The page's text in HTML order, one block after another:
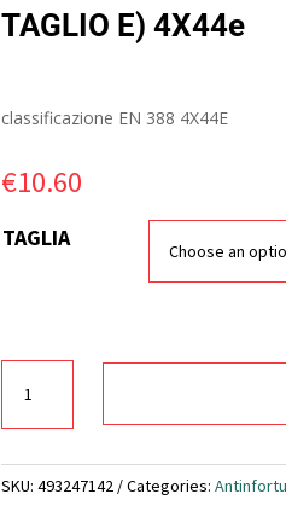
TAGLIO E) 4X44e
classificazione EN 388 4X44E
€10.60
TAGLIA
NITRILE
TAGLIO
SKU: 493247142 Categories: